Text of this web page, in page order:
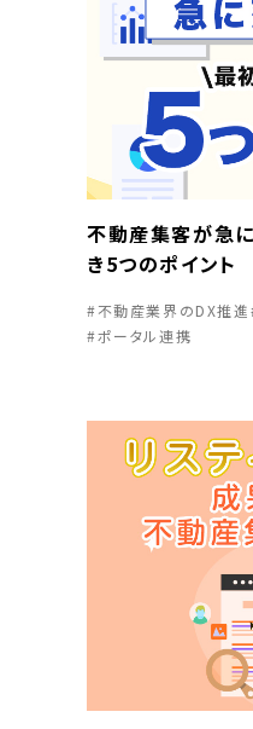
不動産集客が急
き5つのポイント
#不動産業界のDX推進
#ポータル連携